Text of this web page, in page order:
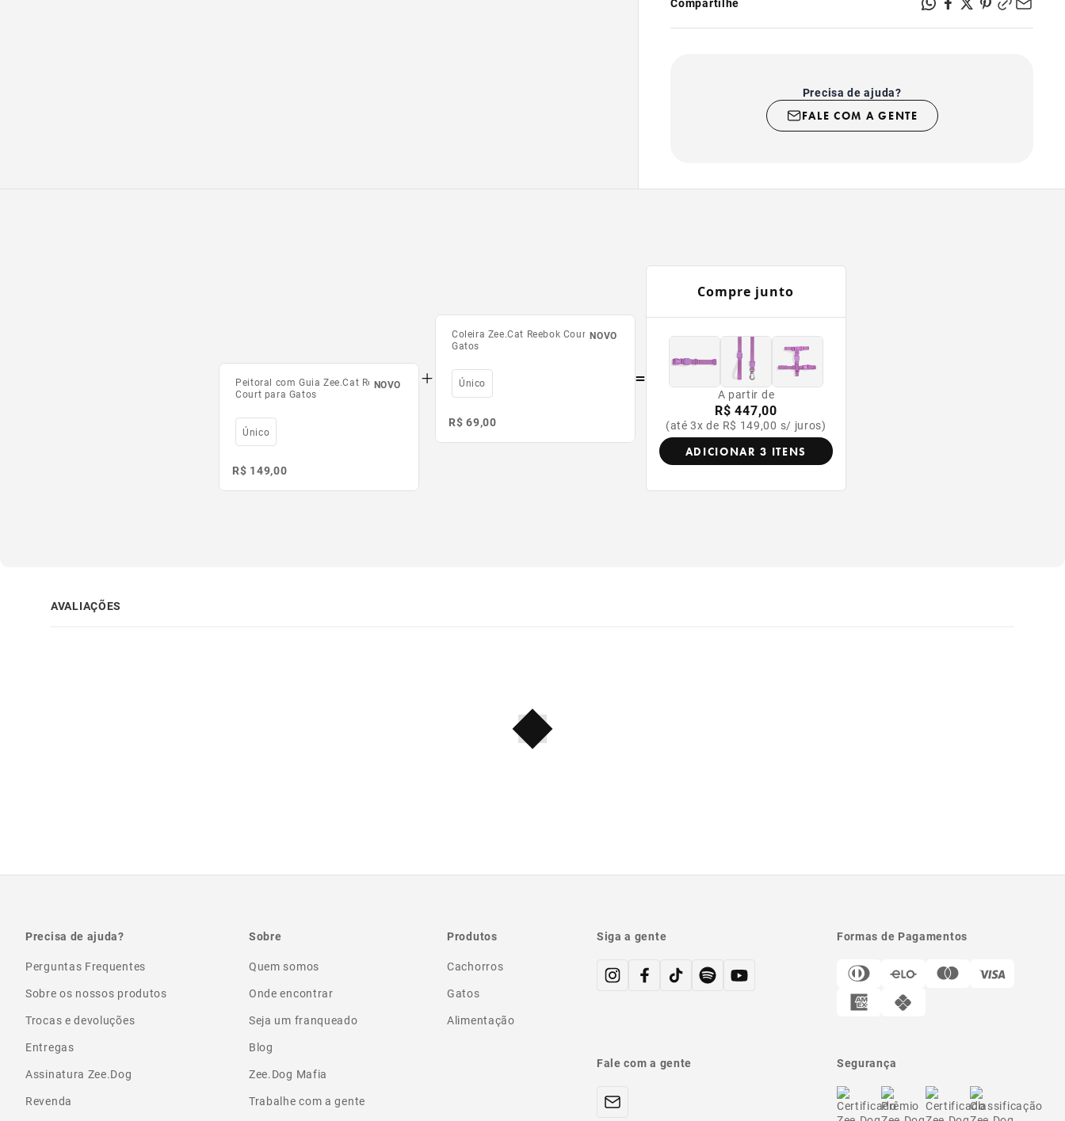
teteron;
- Com textura macia e sedosa;
Precisa de ajuda?
FALE COM A GENTE
NOVO
Peitoral com Guia Zee.Cat Reebok
Court para Gatos
Único
R$ 149,00
NOVO
Coleira Zee.Cat Reebok Court para
Gatos
Único
R$ 69,00
=
Compre junto
A partir de
R$ 447,00
(até 3x de R$ 149,00 s/ juros)
ADICIONAR 3 ITENS
AVALIAÇÕES
Precisa de ajuda?
Perguntas Frequentes
Sobre os nossos produtos
Trocas e devoluções
Entregas
Assinatura Zee.Dog
Revenda
Sobre
Quem somos
Onde encontrar
Seja um franqueado
Blog
Zee.Dog Mafia
Trabalhe com a gente
Produtos
Cachorros
Gatos
Alimentação
Siga a gente
Fale com a gente
Formas de Pagamentos
Segurança